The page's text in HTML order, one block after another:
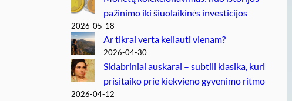
pažinimo iki šiuolaikinės investicijos
2026-05-18
Ar tikrai verta keliauti vienam?
2026-04-30
Sidabriniai auskarai – subtili klasika, kuri
prisitaiko prie kiekvieno gyvenimo ritmo
2026-04-12